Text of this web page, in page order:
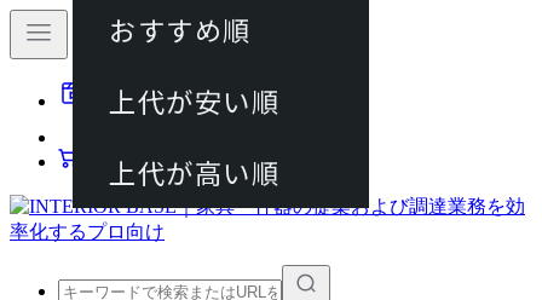
動画マニュアル
カート
おすすめ順
上代が安い順
上代が高い順